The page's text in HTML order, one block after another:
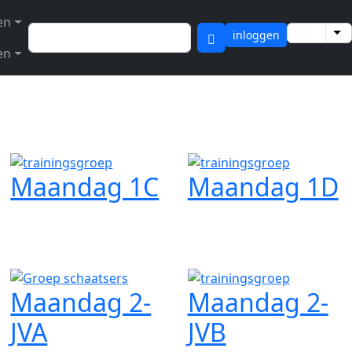
inloggen
Maandag 1C Maandag 1D
Maandag 2-
JVA
Maandag 2-
JVB